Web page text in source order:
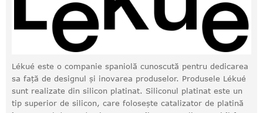
Lékué este o companie spaniolă cunoscută pentru dedicarea
sa față de designul și inovarea produselor. Produsele Lékué
sunt realizate din silicon platinat. Siliconul platinat este un
tip superior de silicon, care folosește catalizator de platină